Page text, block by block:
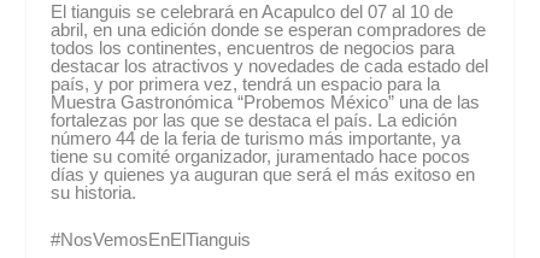
El tianguis se celebrará en Acapulco del 07 al 10 de
abril, en una edición donde se esperan compradores de
todos los continentes, encuentros de negocios para
destacar los atractivos y novedades de cada estado del
país, y por primera vez, tendrá un espacio para la
Muestra Gastronómica “Probemos México” una de las
fortalezas por las que se destaca el país. La edición
número 44 de la feria de turismo más importante, ya
tiene su comité organizador, juramentado hace pocos
días y quienes ya auguran que será el más exitoso en
su historia.
#NosVemosEnElTianguis